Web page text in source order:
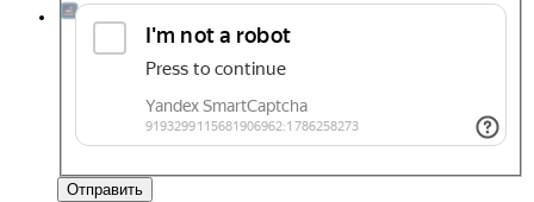
Отправить
Комплектующие